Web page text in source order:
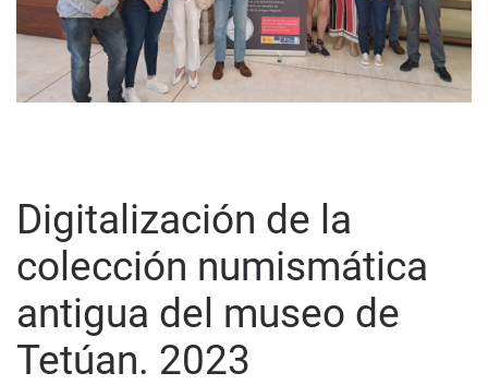
Digitalización de la
colección numismática
antigua del museo de
Tetúan. 2023